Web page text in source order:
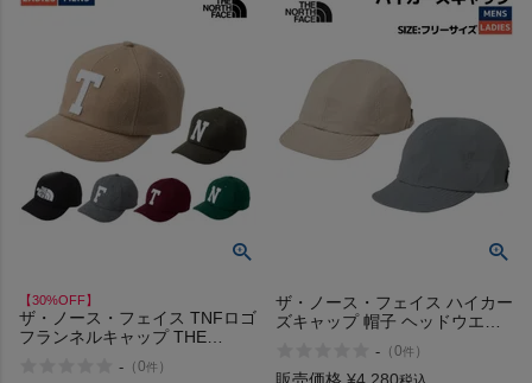
【30%OFF】
ザ・ノース・フェイス TNFロゴ
フランネルキャップ THE
Flannel Cap アウトレット セー
- （0件 ）
ザ・ノース・フェイス ハイカー
ズキャップ 帽子 ヘッドウエア
ドア ハイキング 登山 THE
NORTH FACE HIKERS CAP ア
- （0件 ）